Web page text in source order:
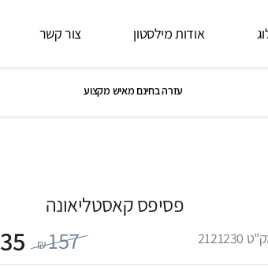
אודות מילסטון צור קשר
עזרה בחינם מאיש מקצוע
פסיפס קאסטליאונה
2121230
35 157
₪